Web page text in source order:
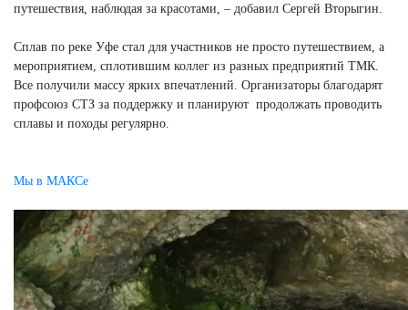
путешествия, наблюдая за красотами, – добавил Сергей Вторыгин.
Сплав по реке Уфе стал для участников не просто путешествием, а
мероприятием, сплотившим коллег из разных предприятий ТМК.
Все получили массу ярких впечатлений. Организаторы благодарят
профсоюз СТЗ за поддержку и планируют продолжать проводить
сплавы и походы регулярно.
Мы в МАКСе